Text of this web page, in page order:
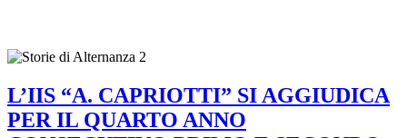
L’IIS “A. CAPRIOTTI” SI AGGIUDICA
PER IL QUARTO ANNO